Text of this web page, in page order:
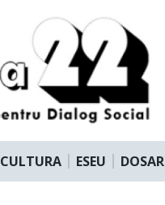
CULTURA ESEU DOSAR